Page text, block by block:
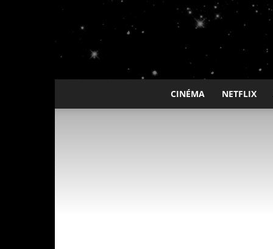
CINÉMA NETFLIX